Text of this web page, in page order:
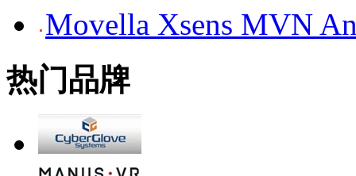
Movella Xsens MVN
热门品牌